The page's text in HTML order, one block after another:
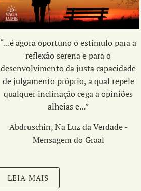
“...é agora oportuno o estímulo para a
reflexão serena e para o
desenvolvimento dajusta capacidade
de julgamento próprio,a qual repele
qualquer inclinação cega a opiniões
alheias e...”
Abdruschin, Na Luz da Verdade -
Mensagem do Graal
LEIA MAIS